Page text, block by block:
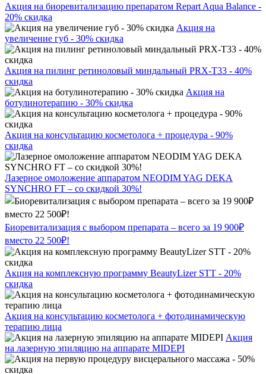
Акция на биоревитализацию препаратом Repart Aqua Balance -
20% скидка
Акция на
увеличение губ - 30% скидка
Акция на пилинг ретиноловый миндальный PRX-T33 - 40%
скидка
Акция на
ботулинотерапию - 30% скидка
Акция на консультацию косметолога + процедура - 90%
скидка
Лазерное омоложение аппаратом NEODIM YAG DEKA
SYNCHRO FT – со скидкой 30%!
Биоревитализация с выбором препарата – всего за 19 900₽
вместо 22 500₽!
Акция на комплексную программу BeautyLizer STT - 20%
скидка
Акция на консультацию косметолога + фотодинамическую
терапию лица
Акция
на лазерную эпиляцию на аппарате MIDEPI